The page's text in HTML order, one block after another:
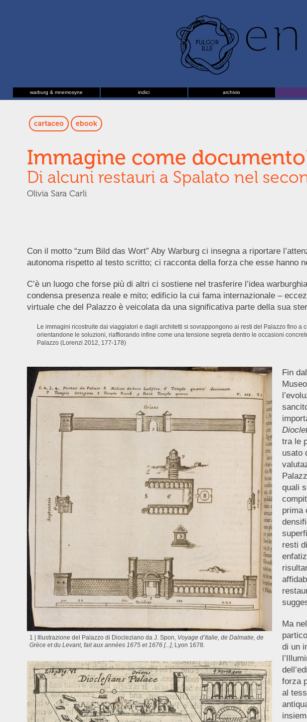
warburg & mnemosyne
indici archivio
cartaceo ebook
Immagine come
Di alcuni restauri a Spalato nel
Olivia Sara Carli
Con il motto “zum Bild das Wort” Aby Warburg ci insegna a riportare
autonoma rispetto al testo scritto; ci racconta della forza che esse hanno
C’è un luogo che forse più di altri ci sostiene nel trasferire l’idea
condensa presenza reale e mito; edificio la cui fama internazionale –
virtuale che del Palazzo è veicolata da una significativa parte della sua
Le immagini ricostruite dai viaggiatori e dagli architetti si sovrappongono ai resti del Palazzo fino
orientandone le soluzioni, riaffiorando infine come una tensione segreta dentro le occasioni
Palazzo (Lorenzi 2012, 177-178)
1 | Illustrazione del Palazzo di Diocleziano da J. Spon, Voyage d’Italie, de Dalmatie, de
Grèce et du Levant, fait aux années 1675 et 1676 [...], Lyon 1678.
Fin
tra le
usato
quali
prima
resti
Ma
di un
forza
al